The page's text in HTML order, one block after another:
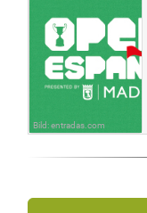
Bild: entradas.com